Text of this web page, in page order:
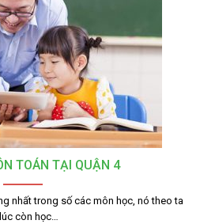
TOÁN TẠI QUẬN 4
nhất trong số các môn học, nó theo ta
còn học…